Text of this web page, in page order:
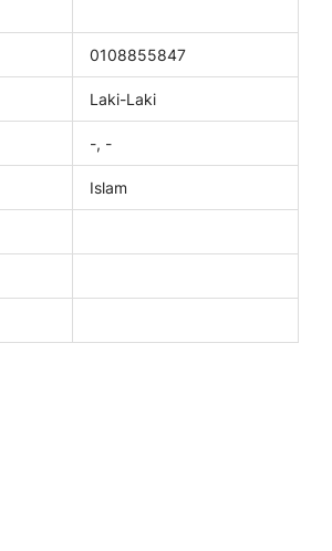
0108855847
Laki-Laki
-, -
Islam